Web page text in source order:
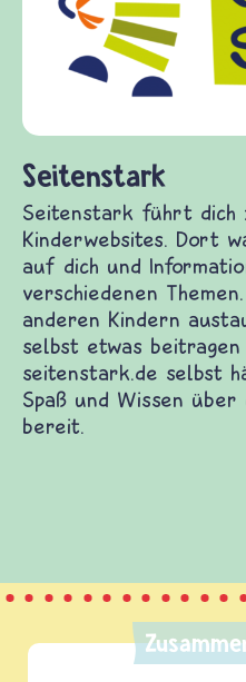
führt dich zu
Dort
und Informationen zu
Du kannst dich
Fragen
und etliches
auch eine Menge
für dich bereit.